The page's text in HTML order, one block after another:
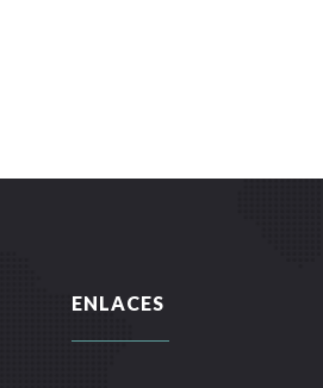
ENLACES